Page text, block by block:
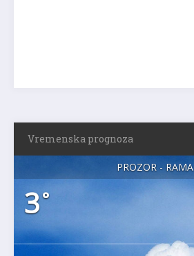
Vremenska prognoza
PROZOR - RAMA
3°